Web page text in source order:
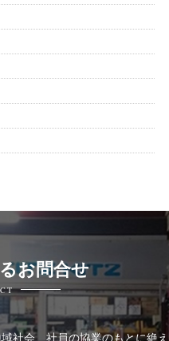
お問合せ
社会、社員の協業のもとに絶え